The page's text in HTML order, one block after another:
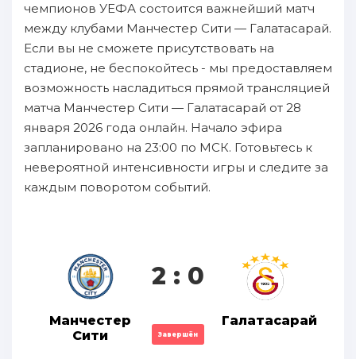
чемпионов УЕФА состоится важнейший матч
между клубами Манчестер Сити — Галатасарай.
Если вы не сможете присутствовать на
стадионе, не беспокойтесь - мы предоставляем
возможность насладиться прямой трансляцией
матча Манчестер Сити — Галатасарай от 28
января 2026 года онлайн. Начало эфира
запланировано на 23:00 по МСК. Готовьтесь к
невероятной интенсивности игры и следите за
каждым поворотом событий.
Манчестер
Сити
2 : 0
Завершён
Галатасарай